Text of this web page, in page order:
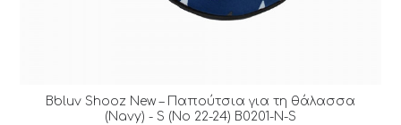
Bbluv Shooz New – Παπούτσια για τη θάλασσα
(Navy) - S (No 22-24) B0201-N-S